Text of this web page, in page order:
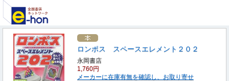
ロンポス スペースエレメント２０２
永岡書店
1,760円
メーカーに在庫有無を確認し、お取り寄せ